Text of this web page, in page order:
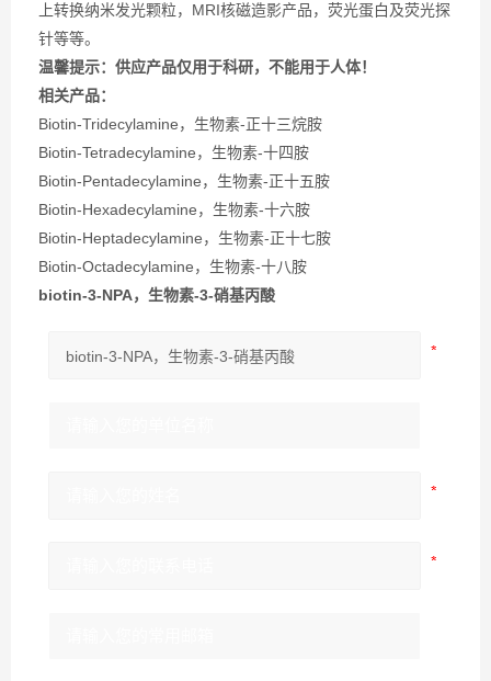
上转换纳米发光颗粒，MRI核磁造影产品，荧光蛋白及荧光探
针等等。
温馨提示：供应产品仅用于科研，不能用于人体！
相关产品：
Biotin-Tridecylamine，生物素-正十三烷胺
Biotin-Tetradecylamine，生物素-十四胺
Biotin-Pentadecylamine，生物素-正十五胺
Biotin-Hexadecylamine，生物素-十六胺
Biotin-Heptadecylamine，生物素-正十七胺
Biotin-Octadecylamine，生物素-十八胺
biotin-3-NPA，生物素-3-硝基丙酸